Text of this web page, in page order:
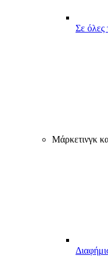
Σε όλες
Μάρκετινγκ